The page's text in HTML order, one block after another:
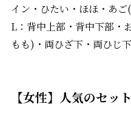
イン・ひたい・ほほ・あ
L：背中上部・背中下部・
もも)・両ひざ下・両ひじ
【女性】人気のセッ